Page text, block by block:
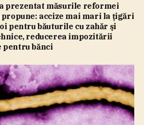
prezentat măsurile reformei
propune: accize mai mari la ţigări
pentru băuturile cu zahăr şi
reducerea impozitării
pentru bănci